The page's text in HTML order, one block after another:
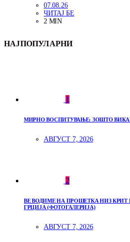
07.08.26
ЧИТАЈ БЕ
2 MIN
НАЈПОПУЛАРНИ
1
МИРНО ВОСПИТУВАЊЕ: ЗОШТО
АВГУСТ 7, 2026
2
ВЕ ВОДИМЕ НА ПРОШЕТКА НИЗ КРИТ
ГРЦИЈА (ФОТОГАЛЕРИЈА)
АВГУСТ 7, 2026